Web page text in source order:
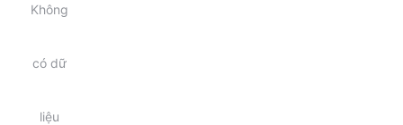
Không
có dữ
liệu